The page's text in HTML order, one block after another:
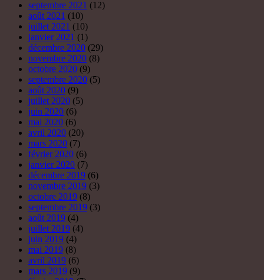
septembre 2021 (12)
août 2021 (10)
juillet 2021 (10)
janvier 2021 (1)
décembre 2020 (29)
novembre 2020 (8)
octobre 2020 (9)
septembre 2020 (5)
août 2020 (9)
juillet 2020 (5)
juin 2020 (6)
mai 2020 (6)
avril 2020 (20)
mars 2020 (7)
février 2020 (6)
janvier 2020 (7)
décembre 2019 (6)
novembre 2019 (3)
octobre 2019 (8)
septembre 2019 (3)
août 2019 (4)
juillet 2019 (4)
juin 2019 (4)
mai 2019 (8)
avril 2019 (6)
mars 2019 (9)